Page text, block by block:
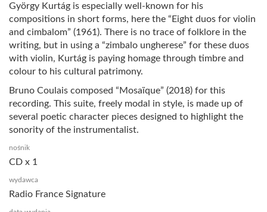
György Kurtág is especially well-known for his
compositions in short forms, here the “Eight duos for violin
and cimbalom” (1961). There is no trace of folklore in the
writing, but in using a “zimbalo ungherese” for these duos
with violin, Kurtág is paying homage through timbre and
colour to his cultural patrimony.
Bruno Coulais composed “Mosaïque” (2018) for this
recording. This suite, freely modal in style, is made up of
several poetic character pieces designed to highlight the
sonority of the instrumentalist.
nośnik
CD x 1
wydawca
Radio France Signature